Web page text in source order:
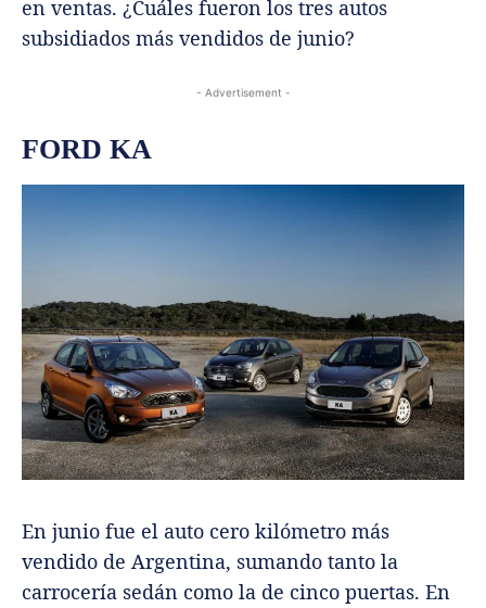
en ventas. ¿Cuáles fueron los tres autos
subsidiados más vendidos de junio?
- Advertisement -
FORD KA
En junio fue el auto cero kilómetro más
vendido de Argentina, sumando tanto la
carrocería sedán como la de cinco puertas. En